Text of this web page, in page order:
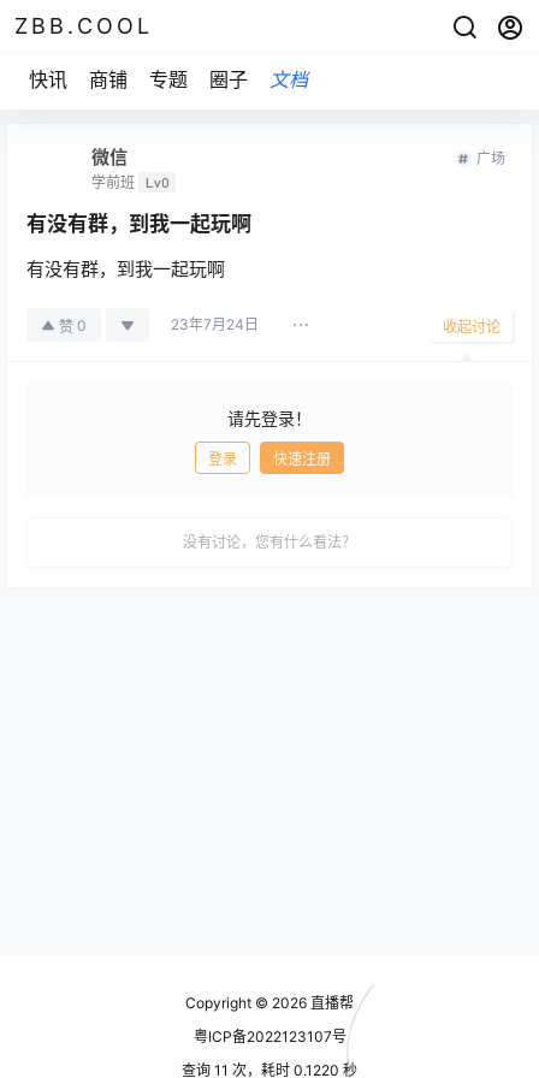
ZBB.COOL
快讯 商铺 专题 圈子 文档
微信
学前班 Lv0
广场
有没有群，到我一起玩啊
有没有群，到我一起玩啊
赞 0 23年7月24日 收起讨论
请先登录！
登录 快速注册
没有讨论，您有什么看法？
Copyright © 2026 直播帮
粤ICP备2022123107号
查询 11 次，耗时 0.1220 秒